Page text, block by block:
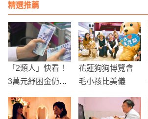
精選推薦
「2類人」快看！
3萬元紓困金仍有
花蓮狗狗博覽會
毛小孩比美儀